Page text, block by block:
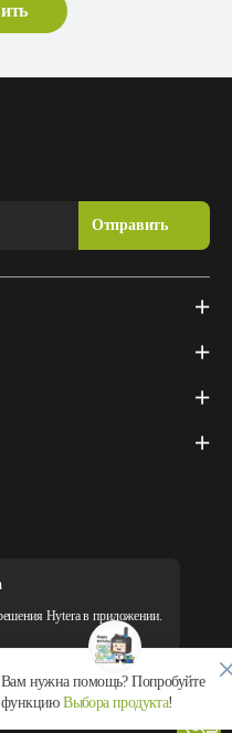
Hytera в приложении.
Limited All Rights Reserved
Вам нужна помощь? Попробуйте
функциюВыбора продукта!